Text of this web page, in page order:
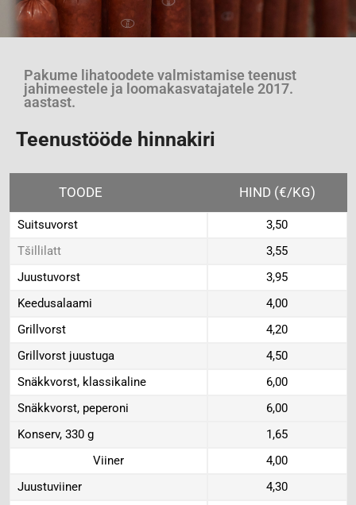
Pakume lihatoodete valmistamise teenust
jahimeestele ja loomakasvatajatele 2017.
aastast.
Teenustööde hinnakiri
TOODE HIND (€/KG)
Suitsuvorst
3,50
Tšillilatt
3,55
Juustuvorst
3,95
Keedusalaami
4,00
Grillvorst
4,20
Grillvorst juustuga
4,50
Snäkkvorst, klassikaline
6,00
Snäkkvorst, peperoni
6,00
Konserv, 330 g
1,65
Viiner
4,00
Juustuviiner
4,30